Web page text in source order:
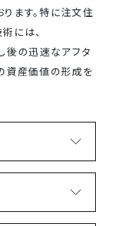
ます。特に注文住
には、
後の迅速なアフタ
資産価値の形成を